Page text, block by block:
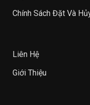
Chính Sách Đặt Và
Liên Hệ
Giới Thiệu